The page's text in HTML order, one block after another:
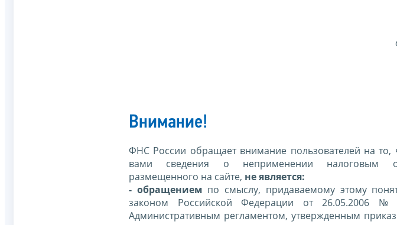
Внимание!
ФНС России обращает внимание пользователей на то,
вами сведения о неприменении налоговым
размещенного на сайте, не является:
- обращением по смыслу, придаваемому этому
законом Российской Федерации от 26.05.2006
Административным регламентом, утвержденным